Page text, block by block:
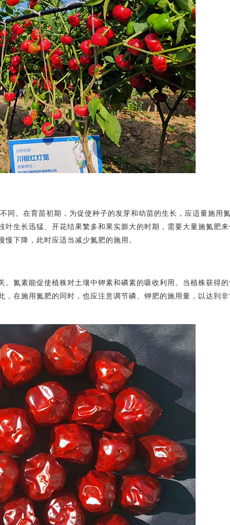
同。在育苗初期，为促使种子的发芽和幼苗的生长，应适量施用
生长迅猛、开花结果繁多和果实膨大的时期，需要大量施氮肥
下降，此时应适当减少氮肥的施用。
氮素能促使植株对土壤中钾素和磷素的吸收利用。当植株获得的
在施用氮肥的同时，也应注意调节磷、钾肥的施用量，以达到